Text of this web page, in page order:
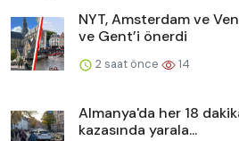
NYT, Amsterdam ve
ve Gent’i önerdi
2 saat önce 14
Almanya'da her 18
kazasında yarala...